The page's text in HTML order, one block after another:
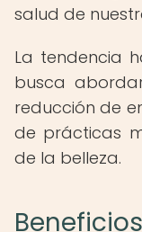
salud de
La tendencia
busca
reducción de
de prácticas
de la belleza.